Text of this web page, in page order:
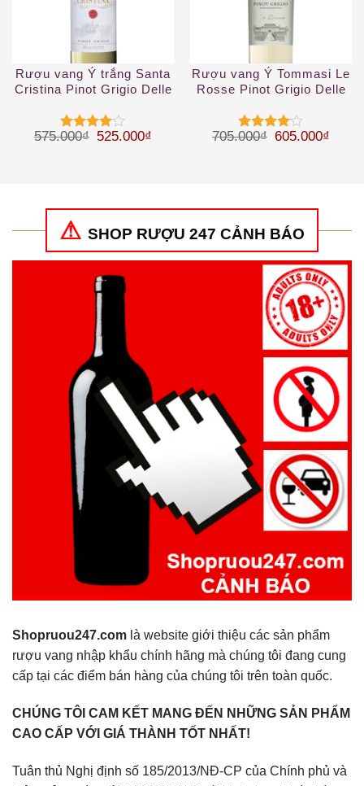
Rượu vang Ý trắng Santa
Cristina Pinot Grigio Delle
Được
575.000₫ Giá gốc là: 575.000₫.
525.000₫ Giá hiện tại là: 525.000₫.
Rượu vang Ý Tommasi Le
Rosse Pinot Grigio Delle
Được
705.000₫ Giá gốc là:
605.000₫
SHOP RƯỢU 247 CẢNH BÁO
Shopruou247.com là website giới thiệu các sản phẩm
rượu vang nhập khẩu chính hãng mà chúng tôi đang cung
cấp tại các điểm bán hàng của chúng tôi trên toàn quốc.
CHÚNG TÔI CAM KẾT MANG ĐẾN NHỮNG SẢN PHẨM
CAO CẤP VỚI GIÁ THÀNH TỐT NHẤT!
Tuân thủ Nghị định số 185/2013/NĐ-CP của Chính phủ và